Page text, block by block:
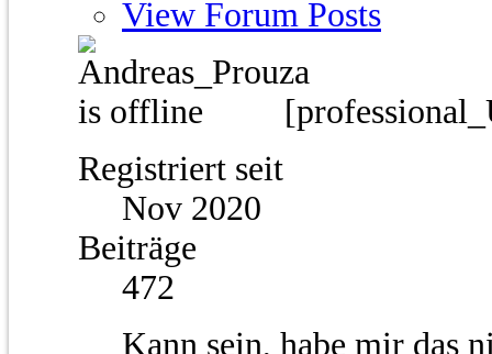
View Forum Posts
Registriert seit
Nov 2020
Beiträge
472
Kann sein, habe mir das